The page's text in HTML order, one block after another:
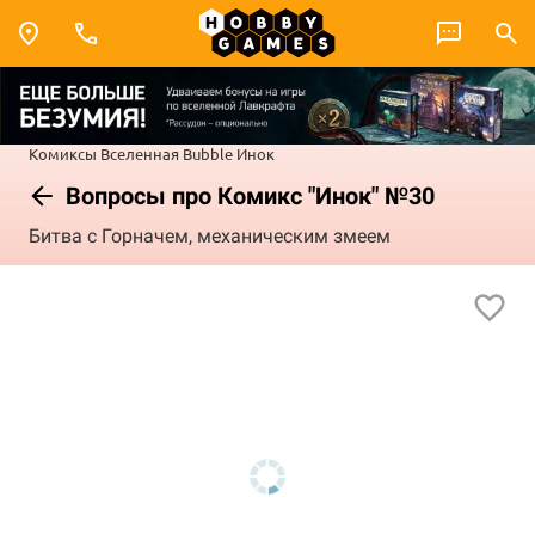
Комиксы Вселенная Bubble Инок
Вопросы про Комикс "Инок" №30
Битва с Горначем, механическим змеем